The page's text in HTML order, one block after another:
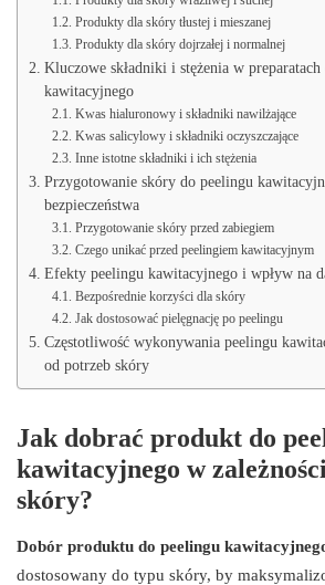
Produkty dla skóry tłustej i mieszanej
Produkty dla skóry dojrzałej i normalnej
Kluczowe składniki i stężenia w preparatach
kawitacyjnego
Kwas hialuronowy i składniki nawilżające
Kwas salicylowy i składniki oczyszczające
Inne istotne składniki i ich stężenia
Przygotowanie skóry do peelingu
bezpieczeństwa
Przygotowanie skóry przed zabiegiem
Czego unikać przed peelingiem kawitacyjnym
Efekty peelingu kawitacyjnego i wpływ na
Bezpośrednie korzyści dla skóry
Jak dostosować pielęgnację po peelingu
Częstotliwość wykonywania peelingu
od potrzeb skóry
Jak dobrać produkt do
kawitacyjnego w
skóry?
Dobór produktu do peelingu
dostosowany do typu skóry, by